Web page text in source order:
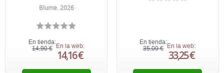
Blume. 2026
En tienda:
14,90 € En la web:
14,16 €
En tienda:
35,00 €
En la web:
33,25 €